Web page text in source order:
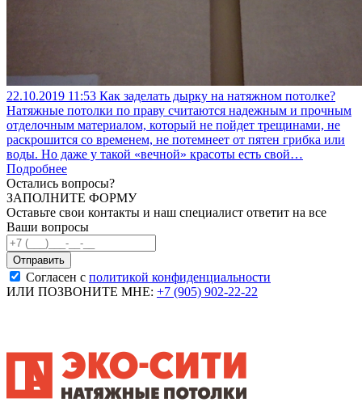
22.10.2019 11:53 Как заделать дырку на натяжном потолке?
Натяжные потолки по праву считаются надежным и прочным
отделочным материалом, который не пойдет трещинами, не
раскрошится со временем, не потемнеет от пятен грибка или
воды. Но даже у такой «вечной» красоты есть свой…
Подробнее
Остались вопросы?
ЗАПОЛНИТЕ ФОРМУ
Оставьте свои контакты и наш специалист ответит на все
Ваши вопросы
Согласен с политикой конфиденциальности
ИЛИ ПОЗВОНИТЕ МНЕ: +7 (905) 902-22-22